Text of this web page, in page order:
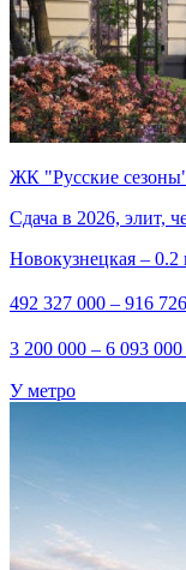
ЖК "Русские
Сдача в 2026, элит,
Новокузнецкая – 0.2
492 327 000 – 916
3 200 000 – 6 093
У метро